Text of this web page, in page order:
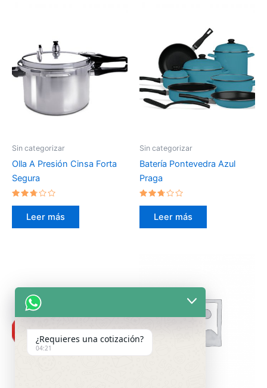
Sin categorizar
Olla A Presión Cinsa Forta
Segura
Valorado
2.57Leer más
Sin categorizar
Batería Pontevedra Azul
Praga
Valorado
2.55Leer más
¿Requieres una cotización?
04:21